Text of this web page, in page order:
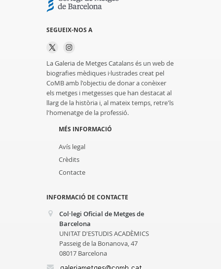
SEGUEIX-NOS A
La Galeria de Metges Catalans és un web de
biografies mèdiques i·lustrades creat pel
CoMB amb l'objectiu de donar a conèixer
els metges i metgesses que han destacat al
llarg de la història i, al mateix temps, retre'ls
l'homenatge de la professió.
MÉS INFORMACIÓ
Avís legal
Crèdits
Contacte
INFORMACIÓ DE CONTACTE
Col·legi Oficial de Metges de
Barcelona
UNITAT D'ESTUDIS ACADÈMICS
Passeig de la Bonanova, 47
08017 Barcelona